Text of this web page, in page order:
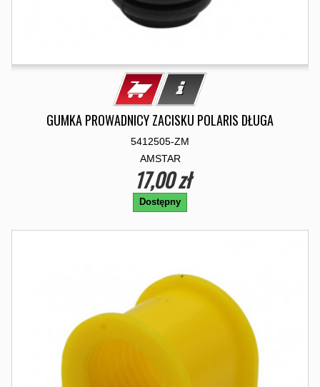
GUMKA PROWADNICY ZACISKU POLARIS DŁUGA
5412505-ZM
AMSTAR
17,00 zł
Dostępny